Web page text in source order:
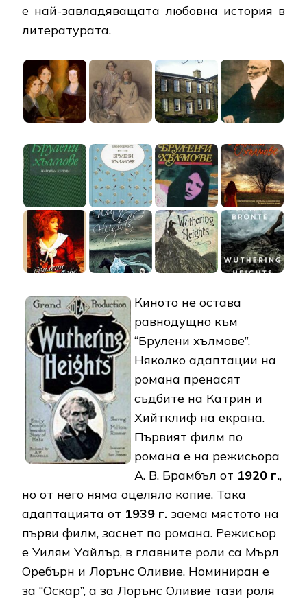
е най-завладяващата любовна история в
литературата.
Киното не остава
равнодущно към
“Брулени хълмове”.
Няколко адаптации на
романа пренасят
съдбите на Катрин и
Хийтклиф на екрана.
Първият филм по
романа е на режисьора
А. В. Брамбъл от 1920 г.,
но от него няма оцеляло копие. Така
адаптацията от 1939 г. заема мястото на
първи филм, заснет по романа. Режисьор
е Уилям Уайлър, в главните роли са Мърл
Оребърн и Лорънс Оливие. Номиниран е
за “Оскар”, а за Лорънс Оливие тази роля